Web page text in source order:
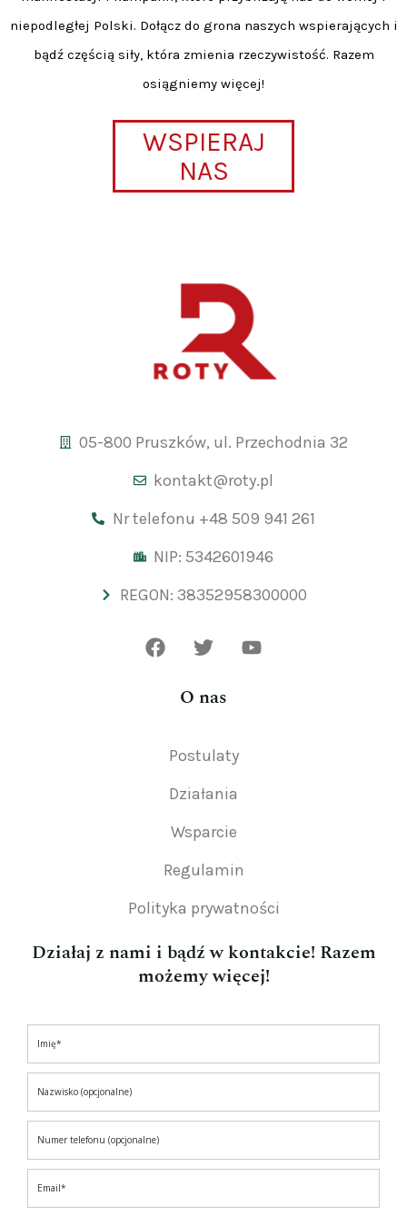
niepodległej Polski. Dołącz do grona naszych wspierających i
bądź częścią siły, która zmienia rzeczywistość. Razem
osiągniemy więcej!
WSPIERAJ
NAS
05-800 Pruszków, ul. Przechodnia 32
kontakt@roty.pl
Nr telefonu +48 509 941 261
NIP: 5342601946
REGON: 38352958300000
O nas
Postulaty
Działania
Wsparcie
Regulamin
Polityka prywatności
Działaj z nami i bądź w kontakcie! Razem
możemy więcej!